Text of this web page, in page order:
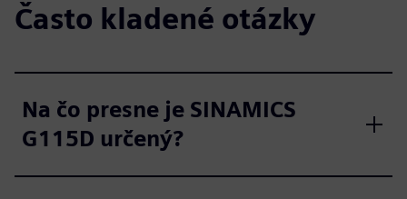
Často kladené otázky
Na čo presne je SINAMICS
G115D určený?